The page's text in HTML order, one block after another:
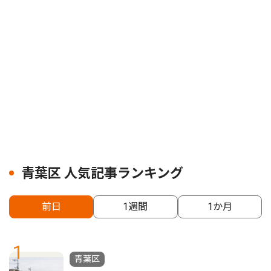
青葉区 人気記事ランキング
前日 1週間 1か月
1
青葉区